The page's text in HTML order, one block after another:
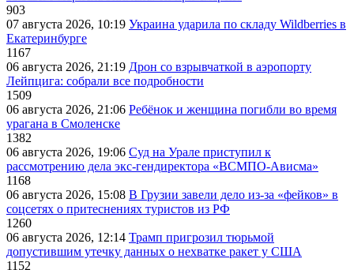
903
07 августа 2026, 10:19 Украина ударила по складу Wildberries в
Екатеринбурге
1167
06 августа 2026, 21:19 Дрон со взрывчаткой в аэропорту
Лейпцига: собрали все подробности
1509
06 августа 2026, 21:06 Ребёнок и женщина погибли во время
урагана в Смоленске
1382
06 августа 2026, 19:06 Суд на Урале приступил к
рассмотрению дела экс-гендиректора «ВСМПО-Ависма»
1168
06 августа 2026, 15:08 В Грузии завели дело из-за «фейков» в
соцсетях о притеснениях туристов из РФ
1260
06 августа 2026, 12:14 Трамп пригрозил тюрьмой
допустившим утечку данных о нехватке ракет у США
1152